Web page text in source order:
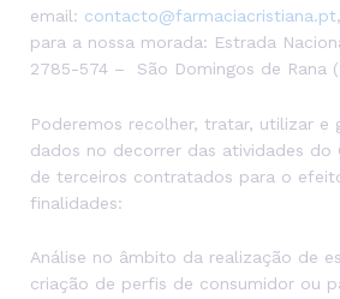
email: contacto@farmaciacristiana.pt
para a nossa morada: Estrada
2785-574 – São Domingos de Rana
Poderemos recolher, tratar, utilizar e
dados no decorrer das atividades do
de terceiros contratados para o
finalidades:
Análise no âmbito da realização de
criação de perfis de consumidor ou